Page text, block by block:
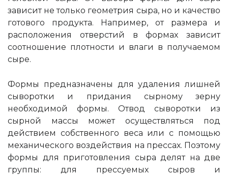
зависит не только геометрия сыра, но и качество
готового продукта. Например, от размера и
расположения отверстий в формах зависит
соотношение плотности и влаги в получаемом
сыре.
Формы предназначены для удаления лишней
сыворотки и придания сырному зерну
необходимой формы. Отвод сыворотки из
сырной массы может осуществляться под
действием собственного веса или с помощью
механического воздействия на прессах. Поэтому
формы для приготовления сыра делят на две
группы: для прессуемых сыров и